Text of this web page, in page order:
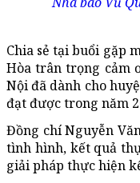
Chia sẻ tại buổi gặp
Hòa trân trọng cảm
Nội đã dành cho
đạt được trong năm
Đồng chí Nguyễn
tình hình, kết quả
giải pháp thực hiện